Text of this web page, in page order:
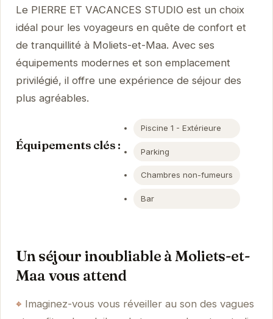
Le PIERRE ET VACANCES STUDIO est un choix
idéal pour les voyageurs en quête de confort et
de tranquillité à Moliets-et-Maa. Avec ses
équipements modernes et son emplacement
privilégié, il offre une expérience de séjour des
plus agréables.
Équipements clés :
Piscine 1 - Extérieure
Parking
Chambres non-fumeurs
Bar
Un séjour inoubliable à Moliets-et-
Maa vous attend
Imaginez-vous vous réveiller au son des vagues